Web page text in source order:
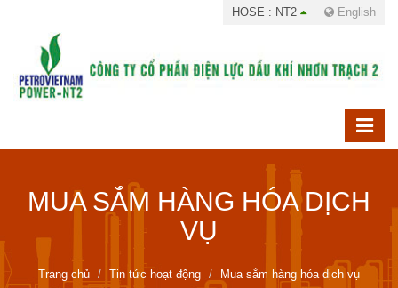
HOSE : NT2 English
MUA SẮM HÀNG HÓA DỊCH
VỤ
Trang chủ Tin tức hoạt động Mua sắm hàng hóa dịch vụ